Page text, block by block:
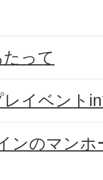
って
イベント
ンのマン